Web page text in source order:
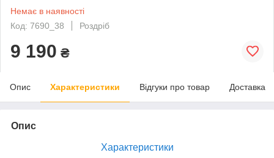
Немає в наявності
Код: 7690_38
Роздріб
9 190 ₴
Опис Характеристики Відгуки про товар Доставка
Опис
Характеристики